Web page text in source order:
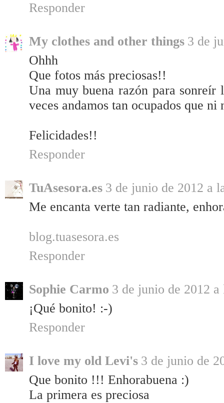
Responder
My clothes and other things 3 de
Ohhh
Que fotos más preciosas!!
Una muy buena razón para sonreír
veces andamos tan ocupados que ni
Felicidades!!
Responder
TuAsesora.es 3 de junio de 2012 a
Me encanta verte tan radiante,
blog.tuasesora.es
Responder
Sophie Carmo 3 de junio de 2012 a
¡Qué bonito! :-)
Responder
I love my old Levi's 3 de junio de
Que bonito !!! Enhorabuena :)
La primera es preciosa